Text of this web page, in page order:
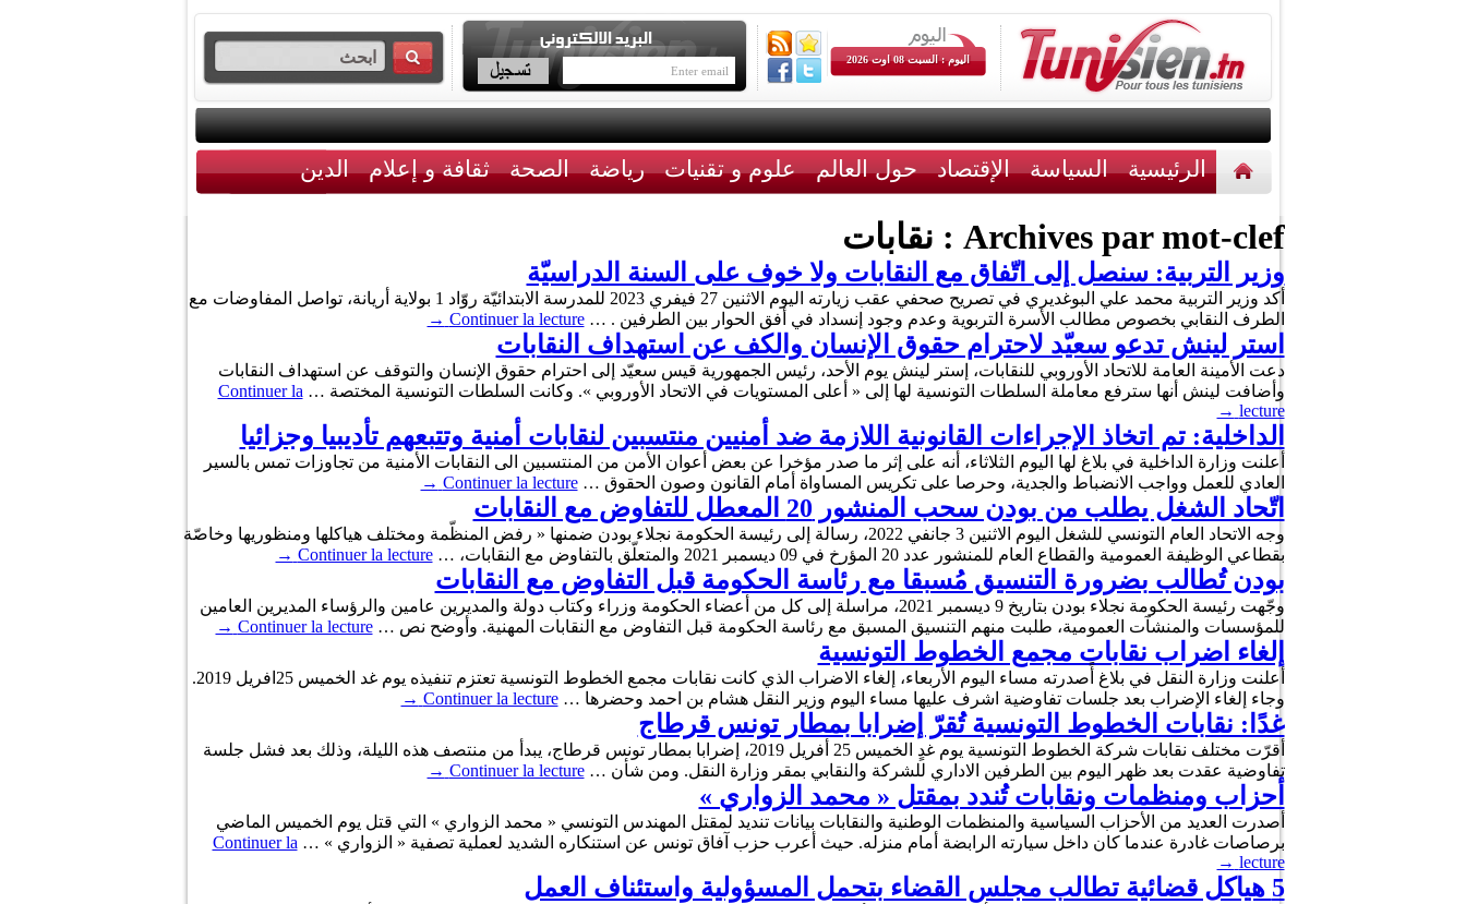
اليوم : السبت 08 اوت 2026
الرئيسية السياسة الإقتصاد حول العالم علوم و تقنيات رياضة الصحة ثقافة و إعلام الدين
أخبار مختلفة
Archives par mot-clef : نقابات
وزير التربية: سنصل إلى اتّفاق مع النقابات ولا خوف على السنة الدراسيّة
أكد وزير التربية محمد علي البوغديري في تصريح صحفي عقب زيارته اليوم الاثنين 27 فيفري 2023 للمدرسة الابتدائيّة روّاد 1 بولاية أريانة، تواصل المفاوضات مع
الطرف النقابي بخصوص مطالب الأسرة التربوية وعدم وجود إنسداد في أفق الحوار بين الطرفين . …Continuer la lecture
→
استر لينش تدعو سعيّد لاحترام حقوق الإنسان والكف عن استهداف النقابات
دعت الأمينة العامة للاتحاد الأوروبي للنقابات، إستر لينش يوم الأحد، رئيس الجمهورية قيس سعيّد إلى احترام حقوق الإنسان والتوقف عن استهداف النقابات
وأضافت لينش أنها سترفع معاملة السلطات التونسية لها إلى « أعلى المستويات في الاتحاد الأوروبي ». وكانت السلطات التونسية المختصة … Continuer la
lecture
→
الداخلية: تم اتخاذ الإجراءات القانونية اللازمة ضد أمنيين منتسبين لنقابات أمنية وتتبعهم تأديبيا وجزائيا
أعلنت وزارة الداخلية في بلاغ لها اليوم الثلاثاء، أنه على إثر ما صدر مؤخرا عن بعض أعوان الأمن من المنتسبين الى النقابات الأمنية من تجاوزات تمس بالسير
العادي للعمل وواجب الانضباط والجدية، وحرصا على تكريس المساواة أمام القانون وصون الحقوق …Continuer la lecture
→
اتّحاد الشغل يطلب من بودن سحب المنشور 20 المعطل للتفاوض مع النقابات
وجه الاتحاد العام التونسي للشغل اليوم الاثنين 3 جانفي 2022، رسالة إلى رئيسة الحكومة نجلاء بودن ضمنها « رفض المنظّمة ومختلف هياكلها ومنظوريها وخاصّة
بقطاعي الوظيفة العمومية والقطاع العام للمنشور عدد 20 المؤرخ في 09 ديسمبر 2021 والمتعلّق بالتفاوض مع النقابات، …
Continuer la lecture
→
بودن تُطالب بضرورة التنسيق مُسبقا مع رئاسة الحكومة قبل التفاوض مع النقابات
وجّهت رئيسة الحكومة نجلاء بودن بتاريخ 9 ديسمبر 2021، مراسلة إلى كل من أعضاء الحكومة وزراء وكتاب دولة والمديرين عامين والرؤساء المديرين العامين
للمؤسسات والمنشآت العمومية، طلبت منهم التنسيق المسبق مع رئاسة الحكومة قبل التفاوض مع النقابات المهنية. وأوضح نص …Continuer la lecture
→
إلغاء اضراب نقابات مجمع الخطوط التونسية
أعلنت وزارة النقل في بلاغ أًصدرته مساء اليوم الأربعاء، إلغاء الاضراب الذي كانت نقابات مجمع الخطوط التونسية تعتزم تنفيذه يوم غد الخميس 25افريل 2019.
وجاء إلغاء الإضراب بعد جلسات تفاوضية اشرف عليها مساء اليوم وزير النقل هشام بن احمد وحضرها …Continuer la lecture
→
غدًا: نقابات الخطوط التونسية تُقرّ إضرابا بمطار تونس قرطاج
أقرّت مختلف نقابات شركة الخطوط التونسية يوم غدٍ الخميس 25 أفريل 2019، إضرابا بمطار تونس قرطاج، يبدأ من منتصف هذه الليلة، وذلك بعد فشل جلسة
تفاوضية عقدت بعد ظهر اليوم بين الطرفين الاداري للشركة والنقابي بمقر وزارة النقل. ومن شأن …Continuer la lecture
→
أحزاب ومنظمات ونقابات تُندد بمقتل « محمد الزواري »
أصدرت العديد من الأحزاب السياسية والمنظمات الوطنية والنقابات بيانات تنديد لمقتل المهندس التونسي « محمد الزواري » التي قتل يوم الخميس الماضي
برصاصات غادرة عندما كان داخل سيارته الرابضة أمام منزله. حيث أعرب حزب آفاق تونس عن استنكاره الشديد لعملية تصفية « الزواري » … Continuer la
lecture
→
5 هياكل قضائية تطالب مجلس القضاء بتحمل المسؤولية واستئناف العمل